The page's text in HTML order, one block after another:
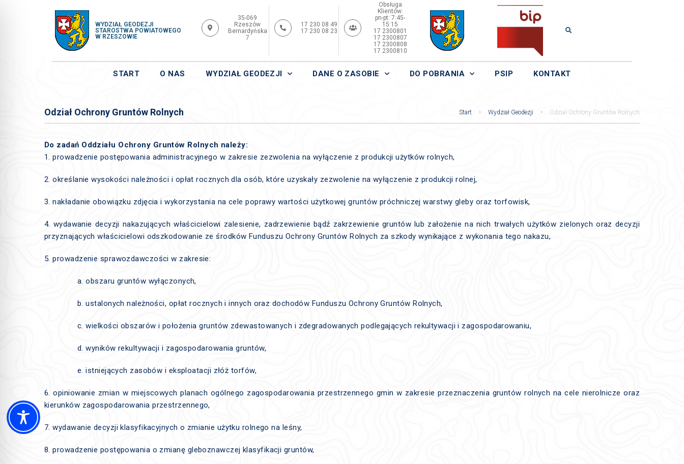
WYDZIAŁ GEODEZJI
STAROSTWA POWIATOWEGO
W RZESZOWIE
35-069
Rzeszów
Bernardyńska
7
17 230 08 49
17 230 08 23
Obsługa
Klientów:
pn-pt: 7:45-
15:15
17 2300801
17 2300807
17 2300808
17 2300810
START O NAS WYDZIAŁ GEODEZJI DANE O ZASOBIE DO POBRANIA PSIP KONTAKT
Odział Ochrony Gruntów Rolnych Start Wydział Geodezji Odział Ochrony Gruntów Rolnych
Do zadań Oddziału Ochrony Gruntów Rolnych należy:
1. prowadzenie postępowania administracyjnego w zakresie zezwolenia na wyłączenie z produkcji użytków rolnych,
2. określanie wysokości należności i opłat rocznych dla osób, które uzyskały zezwolenie na wyłączenie z produkcji rolnej,
3. nakładanie obowiązku zdjęcia i wykorzystania na cele poprawy wartości użytkowej gruntów próchniczej warstwy gleby oraz torfowisk,
4. wydawanie decyzji nakazujących właścicielowi zalesienie, zadrzewienie bądź zakrzewienie gruntów lub założenie na nich trwałych użytków zielonych oraz decyzji
przyznających właścicielowi odszkodowanie ze środków Funduszu Ochrony Gruntów Rolnych za szkody wynikające z wykonania tego nakazu,
5. prowadzenie sprawozdawczości w zakresie:
a. obszaru gruntów wyłączonych,
b. ustalonych należności, opłat rocznych i innych oraz dochodów Funduszu Ochrony Gruntów Rolnych,
c. wielkości obszarów i położenia gruntów zdewastowanych i zdegradowanych podlegających rekultywacji i zagospodarowaniu,
d. wyników rekultywacji i zagospodarowania gruntów,
e. istniejących zasobów i eksploatacji złóż torfów,
6. opiniowanie zmian w miejscowych planach ogólnego zagospodarowania przestrzennego gmin w zakresie przeznaczenia gruntów rolnych na cele nierolnicze oraz
kierunków zagospodarowania przestrzennego,
7. wydawanie decyzji klasyfikacyjnych o zmianie użytku rolnego na leśny,
8. prowadzenie postępowania o zmianę gleboznawczej klasyfikacji gruntów,